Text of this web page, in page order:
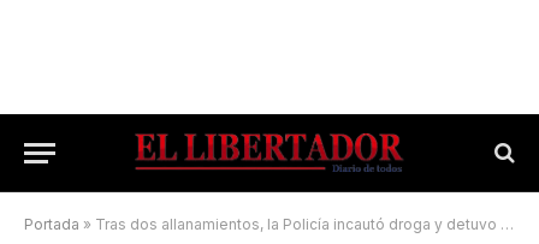
Portada » Tras dos allanamientos, la Policía incautó droga y detuvo a cinco sujetos